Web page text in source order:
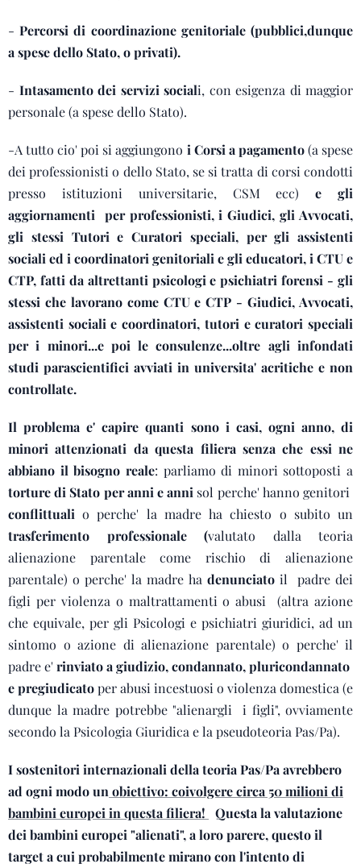
-Percorsi di coordinazione genitoriale (pubblici,dunque
a spese dello Stato, o privati).
- Intasamento dei servizi sociali, con esigenza di maggior
personale (a spese dello Stato).
-A tutto cio' poi si aggiungono i Corsi a pagamento(a spese
dei professionisti o dello Stato, se si tratta di corsi condotti
presso istituzioni universitarie, CSM ecc) e gli
aggiornamenti per professionisti, i Giudici, gli Avvocati,
gli stessi Tutori e Curatori speciali, per gli assistenti
sociali ed i coordinatori genitoriali e gli educatori, i CTU e
CTP, fatti da altrettanti psicologi e psichiatri forensi - gli
stessi che lavorano come CTU e CTP - Giudici, Avvocati,
assistenti sociali e coordinatori, tutori e curatori speciali
per i minori...e poi le consulenze...oltre agli infondati
studi parascientifici avviati in universita' acritiche e non
controllate.
Il problema e' capire quanti sono i casi, ogni anno, di
minori attenzionati da questa filiera senza che essi ne
abbiano il bisogno reale: parliamo di minori sottoposti a
torture di Stato per anni e anni sol perche' hanno genitori
conflittualio perche' la madre ha chiesto o subito un
trasferimento professionale (valutato dalla teoria
alienazione parentale come rischio di alienazione
parentale) o perche' la madre ha denunciato il padre dei
figli per violenza o maltrattamenti o abusi (altra azione
che equivale, per gli Psicologi e psichiatri giuridici, ad un
sintomo o azione di alienazione parentale) o perche' il
padre e' rinviato a giudizio, condannato, pluricondannato
e pregiudicatoper abusi incestuosi o violenza domestica (e
dunque la madre potrebbe "alienargli i figli", ovviamente
secondo la Psicologia Giuridica e la pseudoteoria Pas/Pa).
I sostenitori internazionali della teoria Pas/Pa avrebbero
ad ogni modo un obiettivo: coivolgere circa 50 milioni di
bambini europei in questa filiera!
Questa la valutazione
dei bambini europei "alienati", a loro parere, questo il
target a cui probabilmente mirano con l'intento di